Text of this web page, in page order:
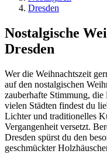
Dresden
Nostalgische
Dresden
Wer die Weihnachtszeit
auf den nostalgischen
zauberhafte Stimmung,
vielen Städten findest du
Lichter und traditionelles
Vergangenheit versetzt.
Dresden spürst du den
geschmückter